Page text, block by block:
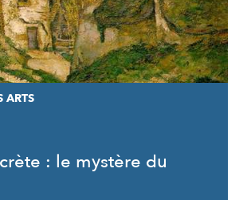
ARTS
: le mystère du